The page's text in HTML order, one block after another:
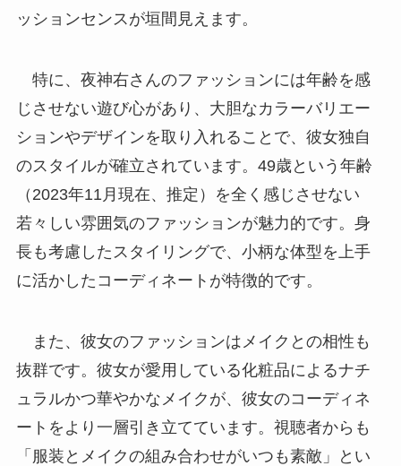
ッションセンスが垣間見えます。
特に、夜神右さんのファッションには年齢を感
じさせない遊び心があり、大胆なカラーバリエー
ションやデザインを取り入れることで、彼女独自
のスタイルが確立されています。49歳という年齢
（2023年11月現在、推定）を全く感じさせない
若々しい雰囲気のファッションが魅力的です。身
長も考慮したスタイリングで、小柄な体型を上手
に活かしたコーディネートが特徴的です。
また、彼女のファッションはメイクとの相性も
抜群です。彼女が愛用している化粧品によるナチ
ュラルかつ華やかなメイクが、彼女のコーディネ
ートをより一層引き立てています。視聴者からも
「服装とメイクの組み合わせがいつも素敵」とい